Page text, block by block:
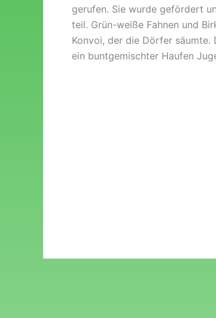
gerufen. Sie wurde gefördert
teil. Grün-weiße Fahnen und
Konvoi, der die Dörfer
ein buntgemischter Haufen